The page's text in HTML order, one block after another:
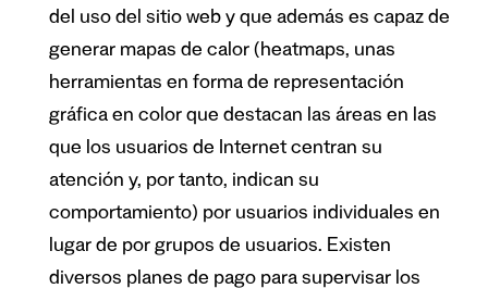
del uso del sitio web y que además es capaz de
generar mapas de calor (heatmaps, unas
herramientas en forma de representación
gráfica en color que destacan las áreas en las
que los usuarios de Internet centran su
atención y, por tanto, indican su
comportamiento) por usuarios individuales en
lugar de por grupos de usuarios. Existen
diversos planes de pago para supervisar los